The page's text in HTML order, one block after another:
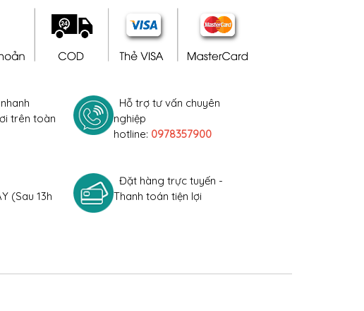
trên toàn
Hỗ trợ tư vấn chuyên
nghiệp
hotline: 0978357900
(Sau 13h
Đặt hàng trực tuyến -
Thanh toán tiện lợi